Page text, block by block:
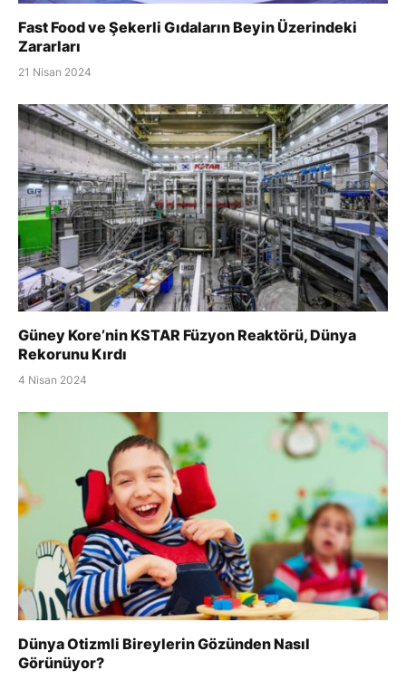
Fast Food ve Şekerli Gıdaların Beyin Üzerindeki
Zararları
21 Nisan 2024
Güney Kore’nin KSTAR Füzyon Reaktörü, Dünya
Rekorunu Kırdı
4 Nisan 2024
Dünya Otizmli Bireylerin Gözünden Nasıl
Görünüyor?